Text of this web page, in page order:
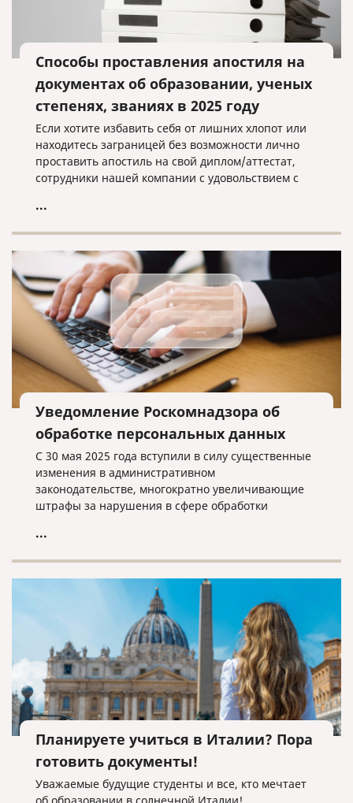
Способы проставления апостиля на
документах об образовании, ученых
степенях, званиях в 2025 году
Если хотите избавить себя от лишних хлопот или
находитесь заграницей без возможности лично
проставить апостиль на свой диплом/аттестат,
сотрудники нашей компании с удовольствием с
...
Уведомление Роскомнадзора об
обработке персональных данных
С 30 мая 2025 года вступили в силу существенные
изменения в административном
законодательстве, многократно увеличивающие
штрафы за нарушения в сфере обработки
...
Планируете учиться в Италии? Пора
готовить документы!
Уважаемые будущие студенты и все, кто мечтает